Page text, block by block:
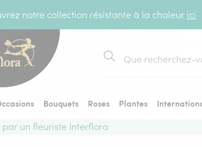
notre collection résistante à la chaleur ici
Rechercher
Bouquets Roses Plantes
un fleuriste Interflora